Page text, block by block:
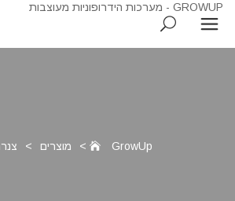
GrowUp
> מוצרים > צנרת 4 צול